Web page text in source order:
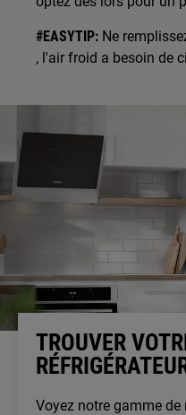
#EASYTIP: Ne
, l'air froid a besoin de
TROUVER
Voyez notre gamme